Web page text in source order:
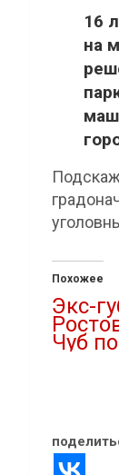
16
на
Похожее
Экс-
Чуб